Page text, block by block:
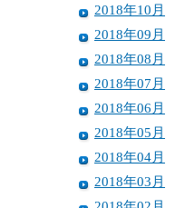
2018年10月
2018年09月
2018年08月
2018年07月
2018年06月
2018年05月
2018年04月
2018年03月